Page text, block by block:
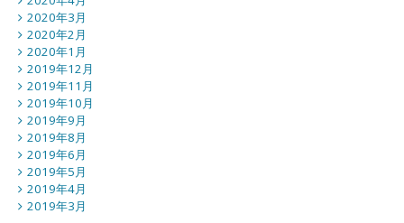
2020年3月
2020年2月
2020年1月
2019年12月
2019年11月
2019年10月
2019年9月
2019年8月
2019年6月
2019年5月
2019年4月
2019年3月